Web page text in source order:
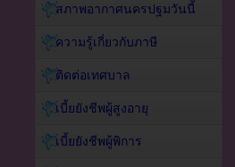
สภาพอากาศนครปฐมวันนี้
ความรู้เกี่ยวกับภาษี
ติดต่อเทศบาล
เบี้ยยังชีพผู้สูงอายุ
เบี้ยยังชีพผู้พิการ